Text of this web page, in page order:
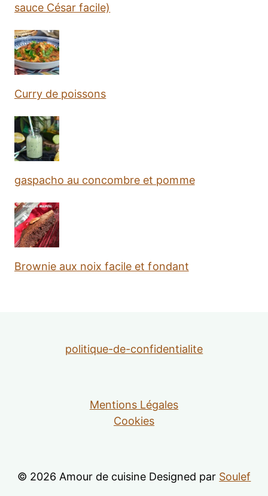
sauce César facile)
Curry de poissons
gaspacho au concombre et pomme
Brownie aux noix facile et fondant
politique-de-confidentialite
Mentions Légales
Cookies
© 2026 Amour de cuisine Designed par Soulef